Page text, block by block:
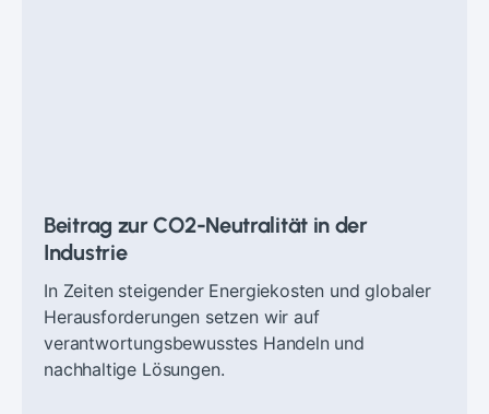
Beitrag zur CO2-Neutralität in der
Industrie
In Zeiten steigender Energiekosten und globaler
Herausforderungen setzen wir auf
verantwortungsbewusstes Handeln und
nachhaltige Lösungen.